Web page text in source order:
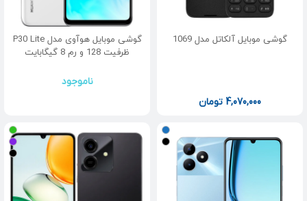
گوشی موبایل آلکاتل مدل 1069
4,070,000 تومان
گوشی موبایل هوآوی مدل P30 Lite
ظرفیت 128 و رم 8 گیگابایت
ناموجود